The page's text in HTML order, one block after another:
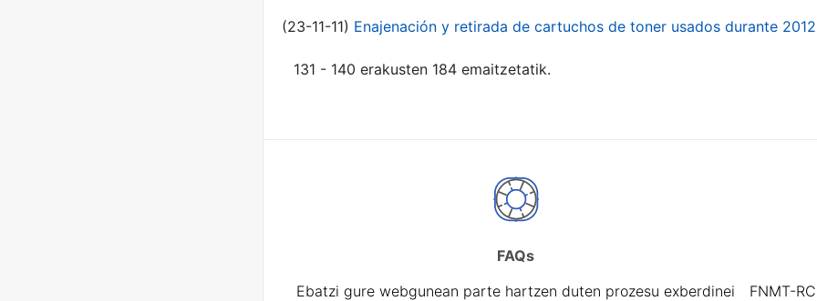
(23-11-11) Enajenación y retirada de cartuchos de toner usados durante 2012
131 - 140 erakusten 184 emaitzetatik.
FAQs
Ebatzi gure webgunean parte hartzen duten prozesu exberdinei
FNMT-